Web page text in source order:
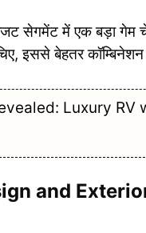
सेगमेंट में एक बड़ा
इससे बेहतर कॉम्बिनेशन
Luxury RV
and